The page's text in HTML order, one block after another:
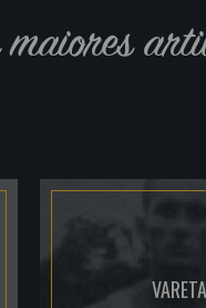
maiores
VARETA